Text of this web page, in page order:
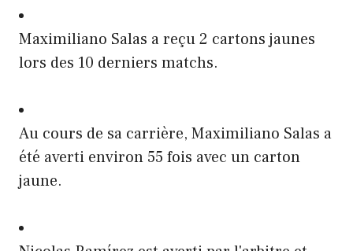
Maximiliano Salas a reçu 2 cartons jaunes
lors des 10 derniers matchs.
Au cours de sa carrière, Maximiliano Salas a
été averti environ 55 fois avec un carton
jaune.